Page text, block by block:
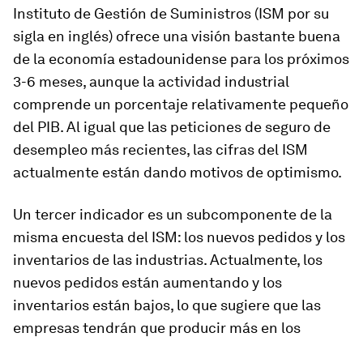
Instituto de Gestión de Suministros (ISM por su
sigla en inglés) ofrece una visión bastante buena
de la economía estadounidense para los próximos
3-6 meses, aunque la actividad industrial
comprende un porcentaje relativamente pequeño
del PIB. Al igual que las peticiones de seguro de
desempleo más recientes, las cifras del ISM
actualmente están dando motivos de optimismo.
Un tercer indicador es un subcomponente de la
misma encuesta del ISM: los nuevos pedidos y los
inventarios de las industrias. Actualmente, los
nuevos pedidos están aumentando y los
inventarios están bajos, lo que sugiere que las
empresas tendrán que producir más en los